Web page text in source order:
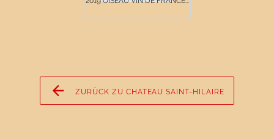
ZURÜCK ZU CHATEAU SAINT-HILAIRE